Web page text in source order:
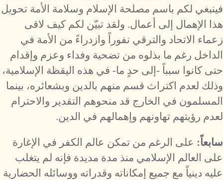
فينبغي لكم باسم مصلحة الإسلام وسلامة الأمة تحويل
هذا الإهمال إلى أعمال. ولقد تبيّن لكم كيف لاقى
زعماء الاتحاد والترقي نفوراً وازدراءً من الأمة في
الداخل رغم ما بذلوه من تضحية وفداء وعزم وإقدام
حتى كانوا سبباً -إلى حدٍ ما- في هذه اليقظة الإسلامية،
وذلك لعدم اكتراث قسم منهم بالدين وبشعائره، بينما
المسلمون في الخارج قد منحوهم التقدير والاحترام
لعدم رؤيتهم تهاونهم وإهمالهم في الدين.
سابعاً: على الرغم من تمكن عالم الكفر في الإغارة
على العالم الإسلامي منذ مدة مديدة فإنه لم يتغلب
عليه دينياً مع جميع إمكاناته وقدراته ووسائله الحضارية